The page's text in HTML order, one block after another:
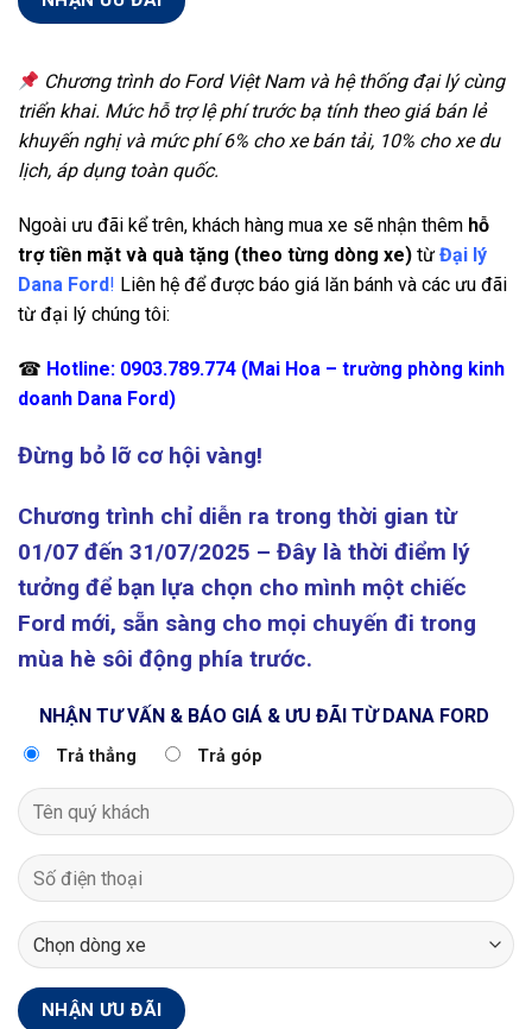
Chương trình do Ford Việt Nam và hệ thống đại lý cùng
triển khai. Mức hỗ trợ lệ phí trước bạ tính theo giá bán lẻ
khuyến nghị và mức phí 6% cho xe bán tải, 10% cho xe du
lịch, áp dụng toàn quốc.
Ngoài ưu đãi kể trên, khách hàng mua xe sẽ nhận thêm hỗ
trợ tiền mặt và quà tặng (theo từng dòng xe) từ Đại lý
Dana Ford! Liên hệ để được báo giá lăn bánh và các ưu đãi
từ đại lý chúng tôi:
☎ Hotline: 0903.789.774 (Mai Hoa – trường phòng kinh
doanh Dana Ford)
Đừng bỏ lỡ cơ hội vàng!
Chương trình chỉ diễn ra trong thời gian từ
01/07 đến 31/07/2025 – Đây là thời điểm lý
tưởng để bạn lựa chọn cho mình một chiếc
Ford mới, sẵn sàng cho mọi chuyến đi trong
mùa hè sôi động phía trước.
NHẬN TƯ VẤN & BÁO GIÁ & ƯU ĐÃI TỪ DANA FORD
Trả thẳng Trả góp